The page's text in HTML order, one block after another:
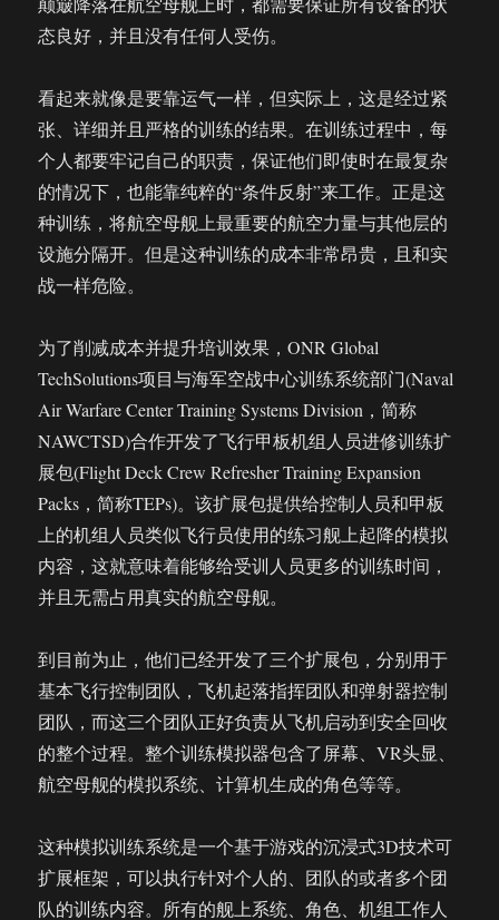
态良好，并且没有任何人受伤。
看起来就像是要靠运气一样，但实际上，这是经过紧
张、详细并且严格的训练的结果。在训练过程中，每
个人都要牢记自己的职责，保证他们即使时在最复杂
的情况下，也能靠纯粹的“条件反射”来工作。正是这
种训练，将航空母舰上最重要的航空力量与其他层的
设施分隔开。但是这种训练的成本非常昂贵，且和实
战一样危险。
为了削减成本并提升培训效果，ONR Global
TechSolutions项目与海军空战中心训练系统部门(Naval
Air Warfare Center Training Systems Division，简称
NAWCTSD)合作开发了飞行甲板机组人员进修训练扩
展包(Flight Deck Crew Refresher Training Expansion
Packs，简称TEPs)。该扩展包提供给控制人员和甲板
上的机组人员类似飞行员使用的练习舰上起降的模拟
内容，这就意味着能够给受训人员更多的训练时间，
并且无需占用真实的航空母舰。
到目前为止，他们已经开发了三个扩展包，分别用于
基本飞行控制团队，飞机起落指挥团队和弹射器控制
团队，而这三个团队正好负责从飞机启动到安全回收
的整个过程。整个训练模拟器包含了屏幕、VR头显、
航空母舰的模拟系统、计算机生成的角色等等。
这种模拟训练系统是一个基于游戏的沉浸式3D技术可
扩展框架，可以执行针对个人的、团队的或者多个团
队的训练内容。所有的舰上系统、角色、机组工作人